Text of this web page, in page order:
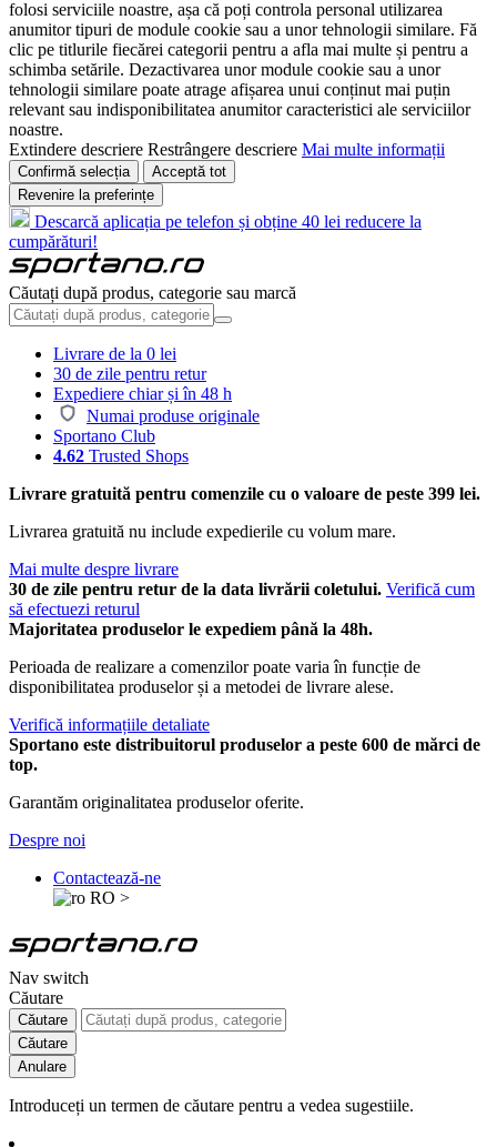
folosi serviciile noastre, așa că poți controla personal utilizarea
anumitor tipuri de module cookie sau a unor tehnologii similare. Fă
clic pe titlurile fiecărei categorii pentru a afla mai multe și pentru a
schimba setările. Dezactivarea unor module cookie sau a unor
tehnologii similare poate atrage afișarea unui conținut mai puțin
relevant sau indisponibilitatea anumitor caracteristici ale serviciilor
noastre.
Extindere descriere Restrângere descriere Mai multe informații
Confirmă selecția
Acceptă tot
Revenire la preferințe
Descarcă aplicația pe telefon și obține 40 lei reducere la
cumpărături!
Căutați după produs, categorie sau marcă
Livrare de la 0 lei
30 de zile pentru retur
Expediere chiar și în 48 h
Numai produse originale
Sportano Club
4.62 Trusted Shops
Livrare gratuită pentru comenzile cu o valoare de peste 399 lei.
Livrarea gratuită nu include expedierile cu volum mare.
Mai multe despre livrare
30 de zile pentru retur de la data livrării coletului. Verifică cum
să efectuezi returul
Majoritatea produselor le expediem până la 48h.
Perioada de realizare a comenzilor poate varia în funcție de
disponibilitatea produselor și a metodei de livrare alese.
Verifică informațiile detaliate
Sportano este distribuitorul produselor a peste 600 de mărci de
top.
Garantăm originalitatea produselor oferite.
Despre noi
Contactează-ne
RO >
Nav switch
Căutare
Căutare
Căutare
Anulare
Introduceți un termen de căutare pentru a vedea sugestiile.